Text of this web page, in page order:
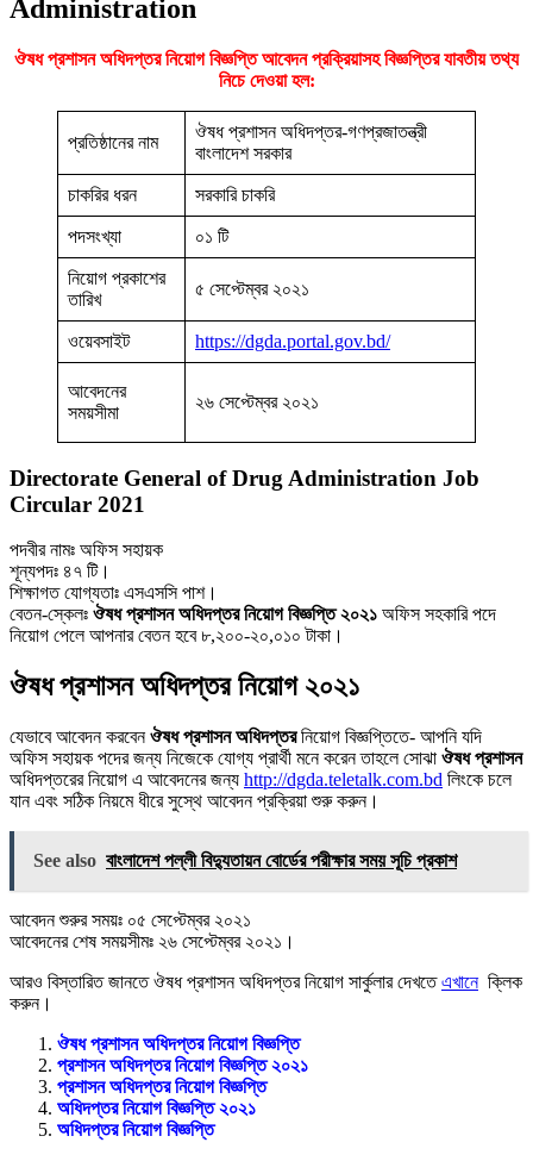
Administration
ঔষধ প্রশাসন অধিদপ্তর নিয়োগ বিজ্ঞপ্তি আবেদন প্রক্রিয়াসহ বিজ্ঞপ্তির যাবতীয় তথ্য
নিচে দেওয়া হল:
প্রতিষ্ঠানের নাম
ঔষধ প্রশাসন অধিদপ্তর-গণপ্রজাতন্ত্রী
বাংলাদেশ সরকার
চাকরির ধরন সরকারি চাকরি
পদসংখ্যা ০১ টি
নিয়োগ প্রকাশের
তারিখ
৫ সেপ্টেম্বর ২০২১
ওয়েবসাইট https://dgda.portal.gov.bd/
আবেদনের
সময়সীমা
২৬ সেপ্টেম্বর ২০২১
Directorate General of Drug Administration Job
Circular 2021
পদবীর নামঃ অফিস সহায়ক
শূন্যপদঃ ৪৭ টি।
শিক্ষাগত যোগ্যতাঃ এসএসসি পাশ।
বেতন-স্কেলঃ ঔষধ প্রশাসন অধিদপ্তর নিয়োগ বিজ্ঞপ্তি ২০২১ অফিস সহকারি পদে
নিয়োগ পেলে আপনার বেতন হবে ৮,২০০-২০,০১০ টাকা।
ঔষধ প্রশাসন অধিদপ্তর নিয়োগ ২০২১
যেভাবে আবেদন করবেনঔষধ প্রশাসন অধিদপ্তরনিয়োগ বিজ্ঞপ্তিতে- আপনি যদি
অফিস সহায়ক পদের জন্য নিজেকে যোগ্য প্রার্থী মনে করেন তাহলে সোঝা ঔষধ প্রশাসন
অধিদপ্তরের নিয়োগ এ আবেদনের জন্য http://dgda.teletalk.com.bd লিংকে চলে
যান এবং সঠিক নিয়মে ধীরে সুস্থে আবেদন প্রক্রিয়া শুরু করুন।
See also বাংলাদেশ পল্লী বিদ্যুতায়ন বোর্ডের পরীক্ষার সময় সূচি প্রকাশ
আবেদন শুরুর সময়ঃ ০৫ সেপ্টেম্বর ২০২১
আবেদনের শেষ সময়সীমঃ ২৬ সেপ্টেম্বর ২০২১।
আরও বিস্তারিত জানতে ঔষধ প্রশাসন অধিদপ্তর নিয়োগ সার্কুলার দেখতেএখানেক্লিক
করুন।
ঔষধ প্রশাসন অধিদপ্তর নিয়োগ বিজ্ঞপ্তি
প্রশাসন অধিদপ্তর নিয়োগ বিজ্ঞপ্তি ২০২১
প্রশাসন অধিদপ্তর নিয়োগ বিজ্ঞপ্তি
অধিদপ্তর নিয়োগ বিজ্ঞপ্তি ২০২১
অধিদপ্তর নিয়োগ বিজ্ঞপ্তি